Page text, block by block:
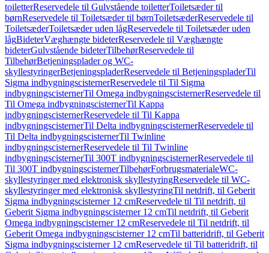
toiletterReservedele til Gulvstående toiletterToiletsæder til
børnReservedele til Toiletsæder til børnToiletsæderReservedele til
ToiletsæderToiletsæder uden lågReservedele til Toiletsæder uden
lågBideterVæghængte bideterReservedele til Væghængte
bideterGulvstående bideterTilbehørReservedele til
TilbehørBetjeningsplader og WC-
skyllestyringerBetjeningspladerReservedele til BetjeningspladerTil
Sigma indbygningscisternerReservedele til Til Sigma
indbygningscisternerTil Omega indbygningscisternerReservedele til
Til Omega indbygningscisternerTil Kappa
indbygningscisternerReservedele til Til Kappa
indbygningscisternerTil Delta indbygningscisternerReservedele til
Til Delta indbygningscisternerTil Twinline
indbygningscisternerReservedele til Til Twinline
indbygningscisternerTil 300T indbygningscisternerReservedele til
Til 300T indbygningscisternerTilbehørForbrugsmaterialeWC-
skyllestyringer med elektronisk skyllestyringReservedele til WC-
skyllestyringer med elektronisk skyllestyringTil netdrift, til Geberit
Sigma indbygningscisterner 12 cmReservedele til Til netdrift, til
Geberit Sigma indbygningscisterner 12 cmTil netdrift, til Geberit
Omega indbygningscisterner 12 cmReservedele til Til netdrift, til
Geberit Omega indbygningscisterner 12 cmTil batteridrift, til Geberit
Sigma indbygningscisterner 12 cmReservedele til Til batteridrift, til